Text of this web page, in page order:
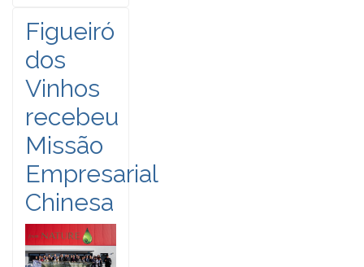
Figueiró
dos
Vinhos
recebeu
Missão
Empresarial
Chinesa